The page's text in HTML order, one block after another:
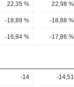
22,35 % 22,98 %
-18,89 % -18,88 %
-16,84 % -17,86 %
-14 -14,51